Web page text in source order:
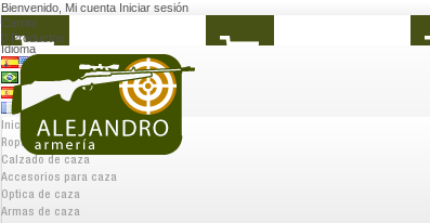
Bienvenido Mi cuenta Iniciar sesión
Carrito
0 Productos
Idioma
Inicio
Ropa de caza
Calzado de caza
Accesorios para caza
Optica de caza
Armas de caza